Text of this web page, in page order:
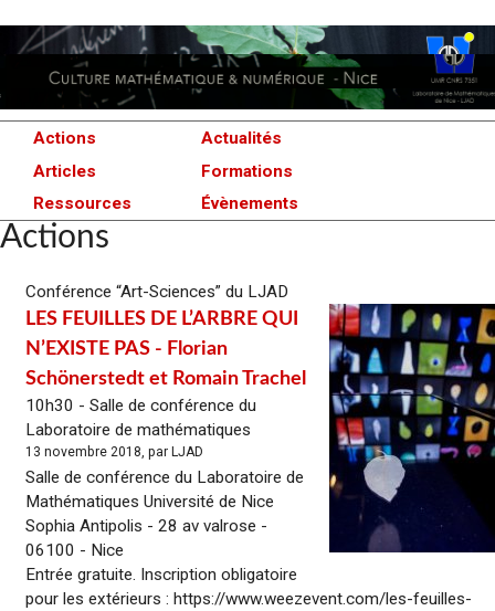
Actions
Actualités
Articles
Formations
Ressources
Évènements
Actions
Conférence “Art-Sciences” du LJAD
LES FEUILLES DE L’ARBRE QUI
N’EXISTE PAS - Florian
Schönerstedt et Romain Trachel
10h30 - Salle de conférence du
Laboratoire de mathématiques
13 novembre 2018, par LJAD
Salle de conférence du Laboratoire de
Mathématiques Université de Nice
Sophia Antipolis - 28 av valrose -
06100 - Nice
Entrée gratuite. Inscription obligatoire
pour les extérieurs : https://www.weezevent.com/les-feuilles-